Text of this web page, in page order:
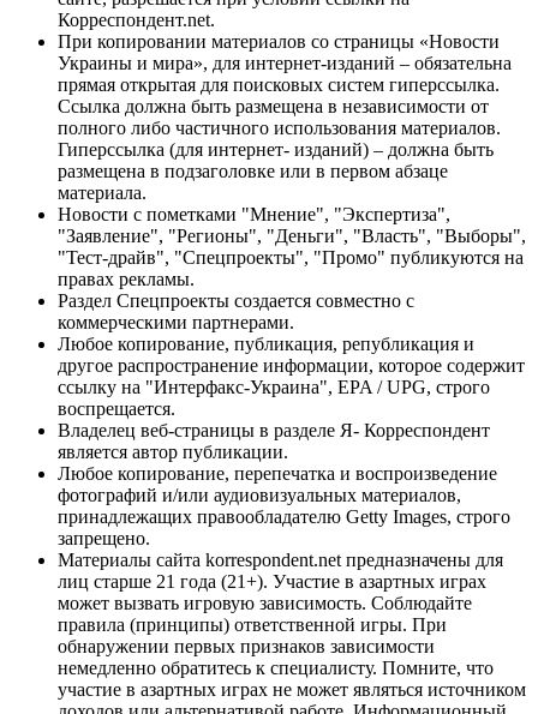
Корреспондент.net.
При копировании материалов со страницы «Новости
Украины и мира», для интернет-изданий – обязательна
прямая открытая для поисковых систем гиперссылка.
Ссылка должна быть размещена в независимости от
полного либо частичного использования материалов.
Гиперссылка (для интернет- изданий) – должна быть
размещена в подзаголовке или в первом абзаце
материала.
Новости с пометками "Мнение", "Экспертиза",
"Заявление", "Регионы", "Деньги", "Власть", "Выборы",
"Тест-драйв", "Спецпроекты", "Промо" публикуются на
правах рекламы.
Раздел Спецпроекты создается совместно с
коммерческими партнерами.
Любое копирование, публикация, републикация и
другое распространение информации, которое содержит
ссылку на "Интерфакс-Украина", EPA / UPG, строго
воспрещается.
Владелец веб-страницы в разделе Я- Корреспондент
является автор публикации.
Любое копирование, перепечатка и воспроизведение
фотографий и/или аудиовизуальных материалов,
принадлежащих правообладателю Getty Images, строго
запрещено.
Материалы сайта korrespondent.net предназначены для
лиц старше 21 года (21+). Участие в азартных играх
может вызвать игровую зависимость. Соблюдайте
правила (принципы) ответственной игры. При
обнаружении первых признаков зависимости
немедленно обратитесь к специалисту. Помните, что
участие в азартных играх не может являться источником